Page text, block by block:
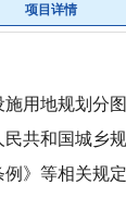
项目详情
用地规划分
共和国城乡
》等相关规